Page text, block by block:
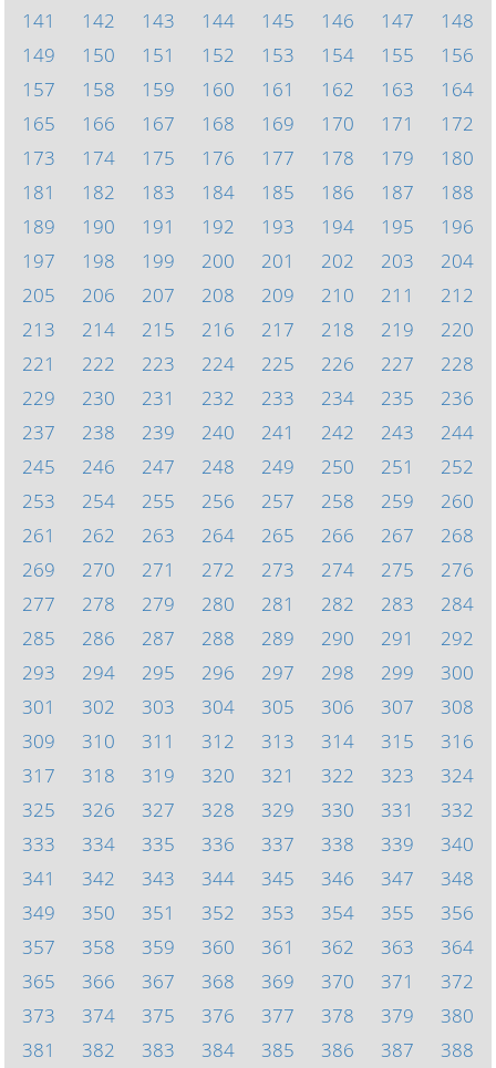
141
142 143 144 145 146 147
148
149
150 151 152 153 154 155
156
157
158 159 160 161 162 163
164
165
166 167 168 169 170 171
172
173
174 175 176 177 178 179
180
181
182 183 184 185 186 187
188
189
190 191 192 193 194 195
196
197
198 199 200 201 202 203
204
205
206 207 208 209 210 211
212
213
214 215 216 217 218 219
220
221
222 223 224 225 226 227
228
229
230 231 232 233 234 235
236
237
238 239 240 241 242 243
244
245
246 247 248 249 250 251
252
253
254 255 256 257 258 259
260
261
262 263 264 265 266 267
268
269
270 271 272 273 274 275
276
277
278 279 280 281 282 283
284
285
286 287 288 289 290 291
292
293
294 295 296 297 298 299
300
301
302 303 304 305 306 307
308
309
310 311 312 313 314 315
316
317
318 319 320 321 322 323
324
325
326 327 328 329 330 331
332
333
334 335 336 337 338 339
340
341
342 343 344 345 346 347
348
349
350 351 352 353 354 355
356
357
358 359 360 361 362 363
364
365
366 367 368 369 370 371
372
373
374 375 376 377 378 379
380
381
382 383 384 385 386 387 388